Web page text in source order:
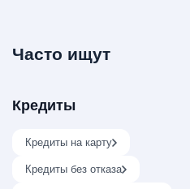
Часто ищут
Кредиты
Кредиты на карту
Кредиты без отказа